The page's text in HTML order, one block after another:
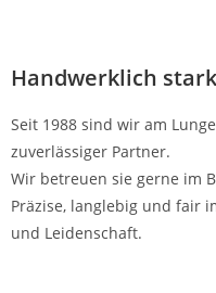
Handwerklich
Seit 1988 sind wir am
zuverlässiger Partner.
Wir betreuen sie gerne im
Präzise, langlebig und fair
und Leidenschaft.